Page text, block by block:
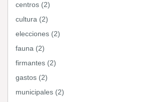
centros (2)
cultura (2)
elecciones (2)
fauna (2)
firmantes (2)
gastos (2)
municipales (2)